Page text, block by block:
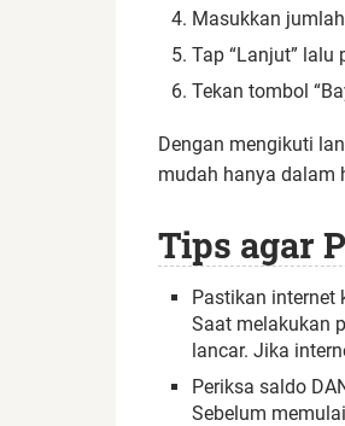
Masukkan
Tap “Lanjut” lalu
Tekan tombol
Dengan mengikuti
mudah hanya dalam
Tips agar
Pastikan internet
Saat melakukan
lancar. Jika
Periksa saldo
Sebelum